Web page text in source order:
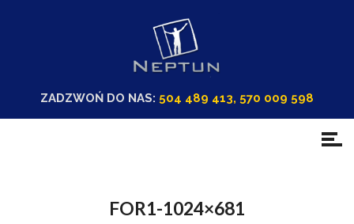
ZADZWOŃ DO NAS: 504 489 413, 570 009 598
FOR1-1024×681